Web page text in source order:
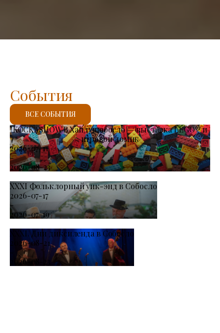
KOCKASHOW В Хайдушобосло — выставка LEGO® и
игровой домик
2026-07-11
-
2026-08-23
XXXI Фольклорный уик-энд в Собосло
2026-07-17
-
2026-07-19
XXXI. Дни диксиленда в Собосло
2026-08-21
-
2026-08-23
События
ВСЕ СОБЫТИЯ